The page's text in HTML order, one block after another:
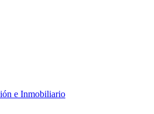
e Inmobiliario